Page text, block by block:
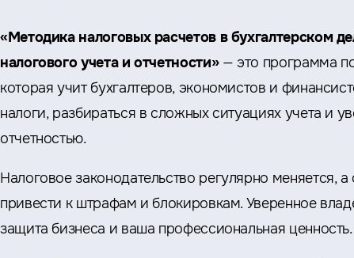
«Методика налоговых расчетов в бухгалтерском
налогового учета и отчетности» — это программа
которая учит бухгалтеров, экономистов и
налоги, разбираться в сложных ситуациях учета и
отчетностью.
Налоговое законодательство регулярно меняется,
привести к штрафам и блокировкам. Уверенное
защита бизнеса и ваша профессиональная ценность.